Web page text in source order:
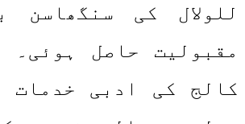
للولال کی سنگھاسن
مقبولیت حاصل ہوئی۔
کالج کی ادبی خدمات